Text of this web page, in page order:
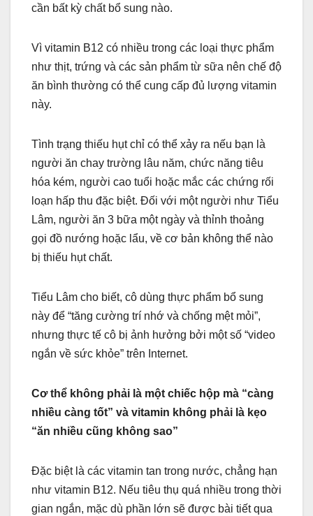
cần bất kỳ chất bổ sung nào.
Vì vitamin B12 có nhiều trong các loại thực phẩm
như thịt, trứng và các sản phẩm từ sữa nên chế độ
ăn bình thường có thể cung cấp đủ lượng vitamin
này.
Tình trạng thiếu hụt chỉ có thể xảy ra nếu bạn là
người ăn chay trường lâu năm, chức năng tiêu
hóa kém, người cao tuổi hoặc mắc các chứng rối
loạn hấp thu đặc biệt. Đối với một người như Tiểu
Lâm, người ăn 3 bữa một ngày và thỉnh thoảng
gọi đồ nướng hoặc lẩu, về cơ bản không thể nào
bị thiếu hụt chất.
Tiểu Lâm cho biết, cô dùng thực phẩm bổ sung
này để “tăng cường trí nhớ và chống mệt mỏi”,
nhưng thực tế cô bị ảnh hưởng bởi một số “video
ngắn về sức khỏe” trên Internet.
Cơ thể không phải là một chiếc hộp mà “càng
nhiều càng tốt” và vitamin không phải là kẹo
“ăn nhiều cũng không sao”
Đặc biệt là các vitamin tan trong nước, chẳng hạn
như vitamin B12. Nếu tiêu thụ quá nhiều trong thời
gian ngắn, mặc dù phần lớn sẽ được bài tiết qua